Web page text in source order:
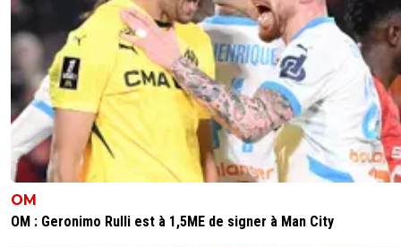
OM
OM : Geronimo Rulli est à 1,5ME de signer à Man City